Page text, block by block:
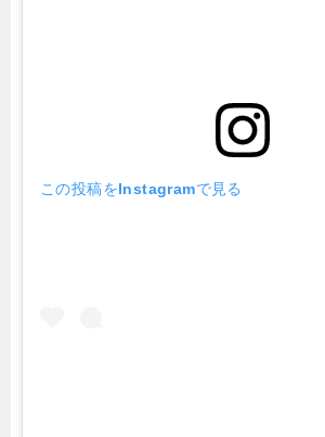
この投稿をInstagramで見る